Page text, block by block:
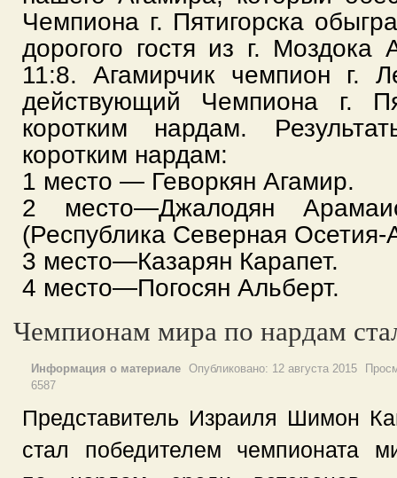
Чемпиона г. Пятигорска
дорогого гостя из г.
11:8.Агамирчик чемпион г.
действующий Чемпиона г.
коротким нардам.
коротким нардам:
1 место — Геворкян Агамир.
2 место—Джалодян
(Республика Северная Осетия-
3 место—Казарян Карапет.
4 место—Погосян Альберт.
Чемпионам мира по нардам
Информация о материале Опубликовано: 12 августа 2015
6587
Представитель Израиля Шимон
стал победителем чемпионата